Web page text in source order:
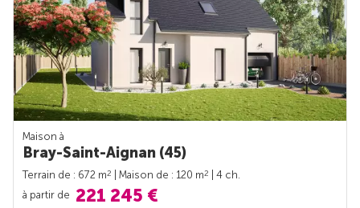
Maison à
Bray-Saint-Aignan (45)
Terrain de : 672 m2 | Maison de : 120 m2
| 4 ch.
à partir de 221 245 €